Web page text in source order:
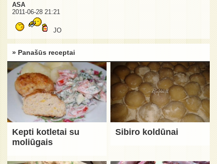
ASA
2011-06-28 21:21
JO
» Panašūs receptai
Kepti kotletai su
moliūgais
Sibiro koldūnai